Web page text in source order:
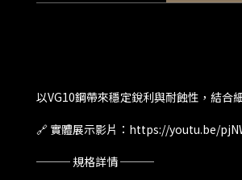
以VG10鋼帶來穩定銳利與耐蝕性，結合
🔗 實體展示影片：https://youtu.be/
─── 規格詳情 ───